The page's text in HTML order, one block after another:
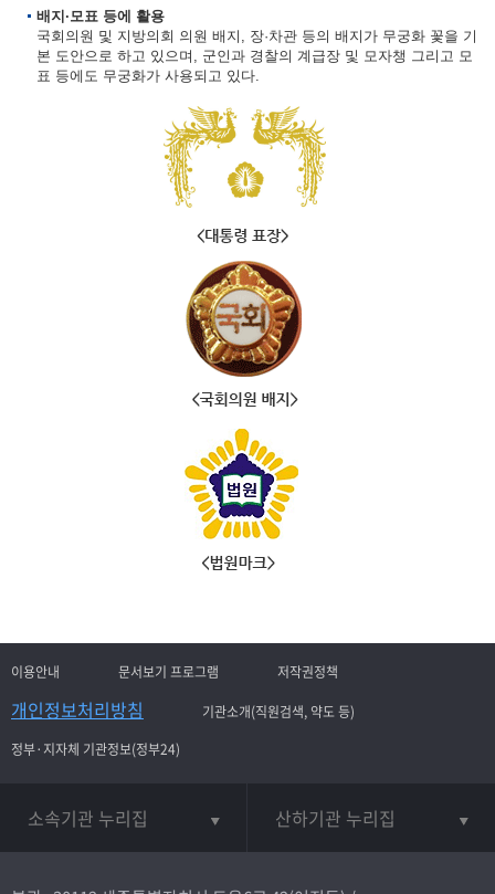
배지·모표 등에 활용
국회의원 및 지방의회 의원 배지, 장·차관 등의 배지가 무궁화 꽃을 기
본 도안으로 하고 있으며, 군인과 경찰의 계급장 및 모자챙 그리고 모
표 등에도 무궁화가 사용되고 있다.
이용안내 문서보기 프로그램 저작권정책
개인정보처리방침
기관소개(직원검색, 약도 등)
정부·지자체 기관정보(정부24)
소속기관 누리집 산하기관 누리집